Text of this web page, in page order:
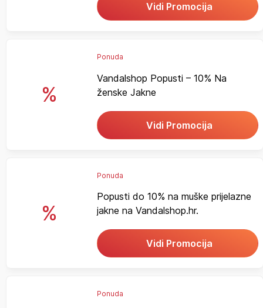
Vidi Promocija
%
Ponuda
Vandalshop Popusti – 10% Na
ženske Jakne
Vidi Promocija
%
Ponuda
Popusti do 10% na muške prijelazne
jakne na Vandalshop.hr.
Vidi Promocija
Ponuda